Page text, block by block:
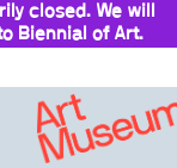
closed. We will
Biennial of Art.